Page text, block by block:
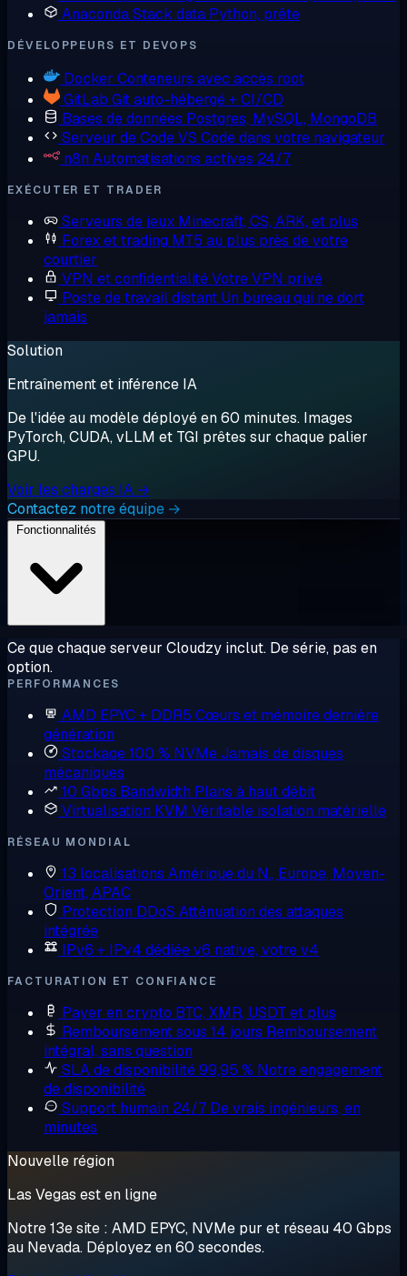
AnacondaStack data Python, prête
DÉVELOPPEURS ET DEVOPS
Docker Conteneurs avec accès root
GitLab Git auto-hébergé + CI/CD
Bases de données Postgres, MySQL, MongoDB
Serveur de CodeVS Code dans votre navigateur
n8n Automatisations actives 24/7
EXÉCUTER ET TRADER
Serveurs de jeux Minecraft, CS, ARK, et plus
Forex et trading MT5 au plus près de votre
courtier
VPN et confidentialitéVotre VPN privé
Poste de travail distant Un bureau qui ne dort
jamais
Solution
Entraînement et inférence IA
De l'idée au modèle déployé en 60 minutes. Images
PyTorch, CUDA, vLLM et TGI prêtes sur chaque palier
GPU.
Voir les charges IA →
Contactez notre équipe →
Ce que chaque serveur Cloudzy inclut. De série, pas en
option.
PERFORMANCES
AMD EPYC + DDR5 Cœurs et mémoire dernière
génération
Stockage 100 % NVMeJamais de disques
mécaniques
10 Gbps Bandwidth Plans à haut débit
Virtualisation KVM Véritable isolation matérielle
RÉSEAU MONDIAL
13 localisations Amérique du N., Europe, Moyen-
Orient, APAC
Protection DDoS Atténuation des attaques
intégrée
IPv6 + IPv4 dédiéev6 native, votre v4
FACTURATION ET CONFIANCE
Payer en crypto BTC, XMR, USDT et plus
Remboursement sous 14 jours Remboursement
intégral, sans question
SLA de disponibilité 99,95 % Notre engagement
de disponibilité
Support humain 24/7 De vrais ingénieurs, en
minutes
Nouvelle région
Las Vegas est en ligne
Notre 13e site : AMD EPYC, NVMe pur et réseau 40 Gbps
au Nevada. Déployez en 60 secondes.